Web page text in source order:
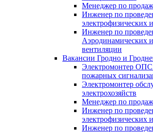
Менеджер по
Инженер по
электрофизических
Инженер по
Аэродинамических
вентиляции
Вакансии Гродно и
Электромонтер
пожарных
Электромонтер
электрохозяйств
Менеджер по
Инженер по
Инженер по